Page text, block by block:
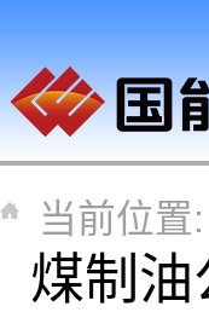
当前位置
煤制油